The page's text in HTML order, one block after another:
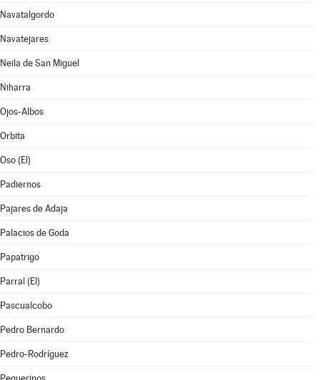
Navatalgordo
Navatejares
Neila de San Miguel
Niharra
Ojos-Albos
Orbita
Oso (El)
Padiernos
Pajares de Adaja
Palacios de Goda
Papatrigo
Parral (El)
Pascualcobo
Pedro Bernardo
Pedro-Rodríguez